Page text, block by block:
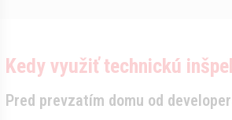
Kedy využiť technickú
Pred prevzatím domu od